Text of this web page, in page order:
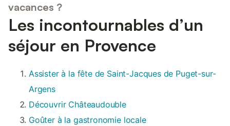
vacances ?
Les incontournables d’un
séjour en Provence
Assister à la fête de Saint-Jacques de Puget-sur-
Argens
Découvrir Châteaudouble
Goûter à la gastronomie locale